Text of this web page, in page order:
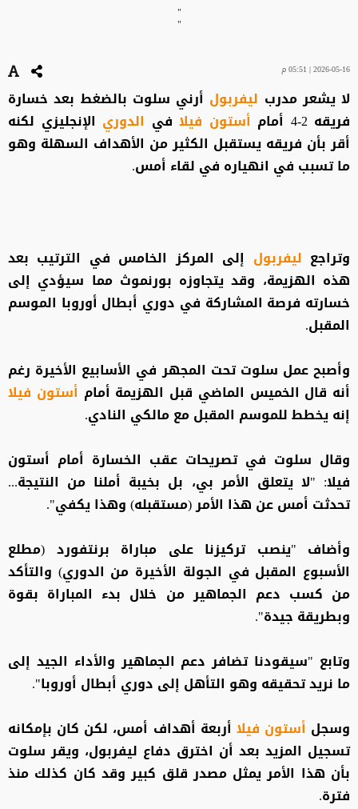
"
"
2026-05-16 | 05:51 م
لا يشعر مدرب ليفربول أرني سلوت بالضغط بعد خسارة
فريقه 2-4 أمام
أستون فيلا في الدوري الإنجليزي لكنه
أقر بأن فريقه يستقبل الكثير من الأهداف السهلة وهو
ما تسبب في انهياره في لقاء أمس.
وتراجع ليفربول إلى المركز الخامس في الترتيب بعد
هذه الهزيمة، وقد يتجاوزه بورنموث مما سيؤدي إلى
خسارته فرصة المشاركة في دوري ⁠أبطال أوروبا الموسم
المقبل.
وأصبح عمل سلوت تحت المجهر في الأسابيع الأخيرة رغم
أنه قال الخميس الماضي قبل الهزيمة أمام أستون فيلا
إنه يخطط للموسم المقبل مع مالكي النادي.
وقال سلوت في تصريحات عقب الخسارة أمام أستون
فيلا: "لا يتعلق الأمر بي، بل بخيبة أملنا من النتيجة...
تحدثت أمس عن هذا الأمر (مستقبله) وهذا يكفي".
وأضاف "ينصب تركيزنا على مباراة برنتفورد (مطلع
الأسبوع المقبل في الجولة الأخيرة من الدوري) والتأكد
من كسب دعم الجماهير من خلال بدء المباراة بقوة
وبطريقة ‌جيدة".
وتابع "سيقودنا ⁠تضافر دعم الجماهير والأداء الجيد إلى
ما نريد تحقيقه وهو التأهل إلى دوري أبطال أوروبا".
وسجل أستون فيلا أربعة أهداف أمس، لكن كان بإمكانه
تسجيل المزيد بعد أن اخترق دفاع ليفربول، ويقر سلوت
بأن هذا الأمر يمثل ⁠مصدر قلق كبير وقد كان كذلك منذ
فترة.